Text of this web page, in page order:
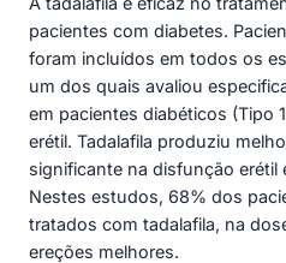
pacientes com diabetes.
foram incluídos em todos os
um dos quais avaliou
em pacientes diabéticos (Tipo
erétil. Tadalafila produziu
significante na disfunção erétil
Nestes estudos, 68% dos
tratados com tadalafila, na
ereções melhores.